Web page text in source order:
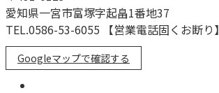
愛知県一宮市富塚字起畠1番地37
TEL.0586-53-6055 【営業電話固くお断り】
Googleマップで確認する